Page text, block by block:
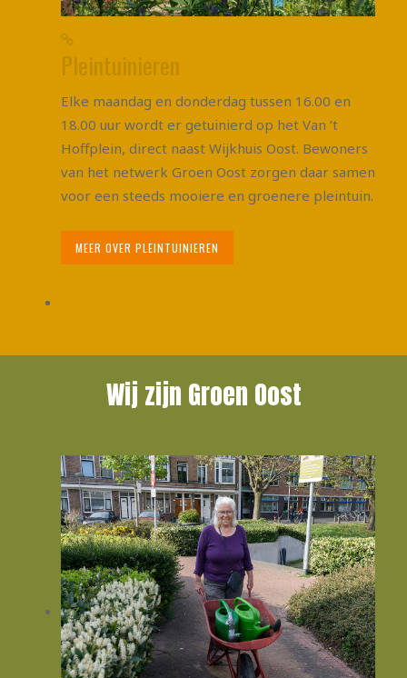
Pleintuinieren
Elke maandag en donderdag tussen 16.00 en
18.00 uur wordt er getuinierd op het Van ’t
Hoffplein, direct naast Wijkhuis Oost. Bewoners
van het netwerk Groen Oost zorgen daar samen
voor een steeds mooiere en groenere pleintuin.
MEER OVER PLEINTUINIEREN
Wij zijn Groen Oost